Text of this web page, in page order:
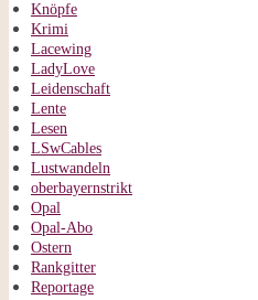
Knöpfe
Krimi
Lacewing
LadyLove
Leidenschaft
Lente
Lesen
LSwCables
Lustwandeln
oberbayernstrikt
Opal
Opal-Abo
Ostern
Rankgitter
Reportage